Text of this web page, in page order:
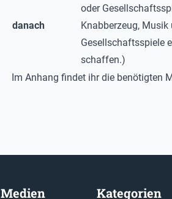
danach
oder
Knabberzeug,
Gesellschaftsspiele
schaffen.)
Im Anhang findet ihr die benötigten
Medien Kategorien